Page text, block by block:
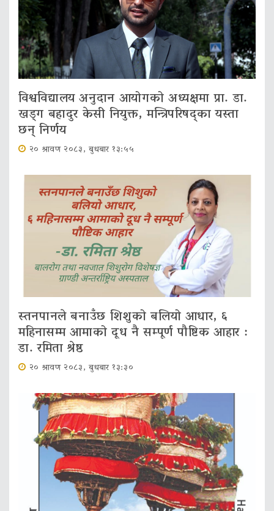
विश्वविद्यालय अनुदान आयोगको अध्यक्षमा प्रा. डा.
खड्ग बहादुर केसी नियुक्त, मन्त्रिपरिषद्का यस्ता
छन् निर्णय
२० श्रावण २०८३, बुधबार १३:५५
स्तनपानले बनाउँछ शिशुको बलियो आधार, ६
महिनासम्म आमाको दूध नै सम्पूर्ण पौष्टिक आहार :
डा. रमिता श्रेष्ठ
२० श्रावण २०८३, बुधबार १३:३०